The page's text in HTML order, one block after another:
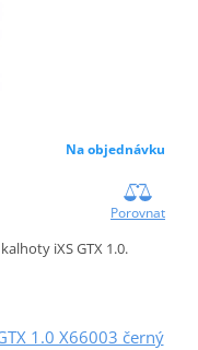
Na objednávku
Porovnat
iXS GTX 1.0.
1.0 X66003 černý